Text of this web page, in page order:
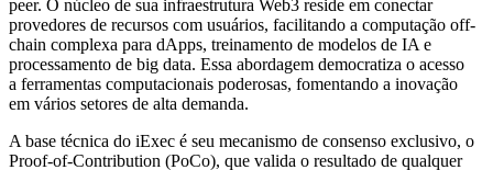
peer. O núcleo de sua infraestrutura Web3 reside em conectar
provedores de recursos com usuários, facilitando a computação off-
chain complexa para dApps, treinamento de modelos de IA e
processamento de big data. Essa abordagem democratiza o acesso
a ferramentas computacionais poderosas, fomentando a inovação
em vários setores de alta demanda.
A base técnica do iExec é seu mecanismo de consenso exclusivo, o
Proof-of-Contribution (PoCo), que valida o resultado de qualquer